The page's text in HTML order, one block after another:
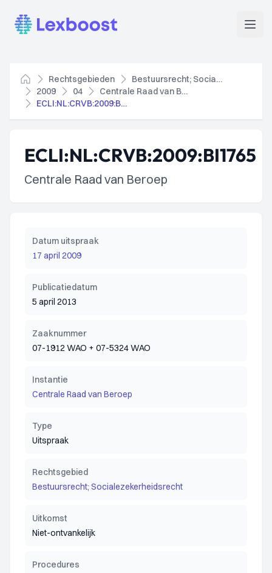
Lexboost
Home
Rechtsgebieden
Bestuursrecht; Socialezekerheidsrecht
2009
04
Centrale Raad van Beroep
ECLI:NL:CRVB:2009:BI1765
ECLI:NL:CRVB:2009:BI1765
Centrale Raad van Beroep
Datum uitspraak
17 april 2009
Publicatiedatum
5 april 2013
Zaaknummer
07-1912 WAO + 07-5324 WAO
Instantie
Centrale Raad van Beroep
Type
Uitspraak
Rechtsgebied
Bestuursrecht; Socialezekerheidsrecht
Uitkomst
Niet-ontvankelijk
Procedures